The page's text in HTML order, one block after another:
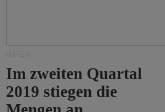
Im zweiten Quartal
2019 stiegen die